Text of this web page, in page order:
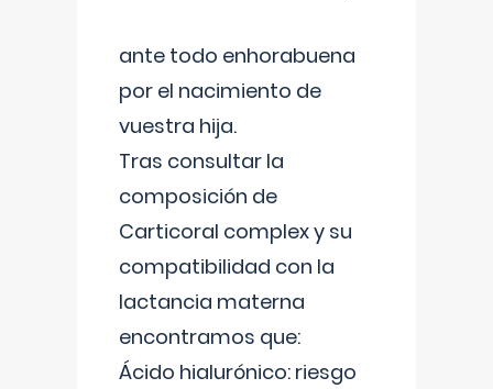
ante todo enhorabuena
por el nacimiento de
vuestra hija.
Tras consultar la
composición de
Carticoral complex y su
compatibilidad con la
lactancia materna
encontramos que:
Ácido hialurónico: riesgo